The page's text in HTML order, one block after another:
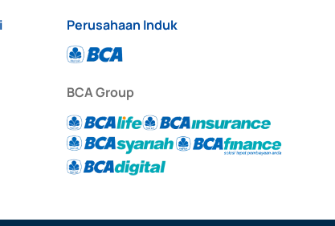
Perusahaan Induk
BCA Group